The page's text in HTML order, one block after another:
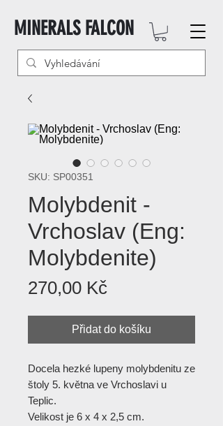
MINERALS FALCON
SKU: SP00351
Molybdenit -
Vrchoslav (Eng:
Molybdenite)
270,00 KčCena
Přidat do košíku
Docela hezké lupeny molybdenitu ze
štoly 5. května ve Vrchoslavi u
Teplic.
Velikost je 6 x 4 x 2,5 cm.